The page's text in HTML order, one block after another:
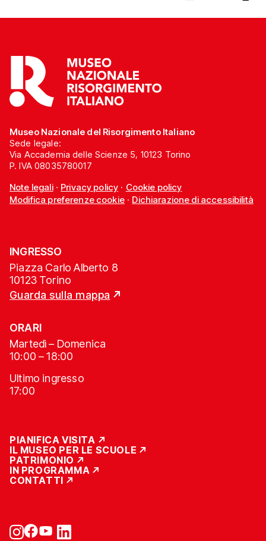
Museo Nazionale del Risorgimento Italiano
Sede legale:
Via Accademia delle Scienze 5, 10123 Torino
P. IVA 08035780017
Note legali· Privacy policy · Cookie policy
Modifica preferenze cookie· Dichiarazione di accessibilità
INGRESSO
Piazza Carlo Alberto 8
10123 Torino
Guarda sulla mappa
ORARI
Martedì – Domenica
10:00 – 18:00
Ultimo ingresso
17:00
PIANIFICA VISITA
IL MUSEO PER LE SCUOLE
PATRIMONIO
IN PROGRAMMA
CONTATTI